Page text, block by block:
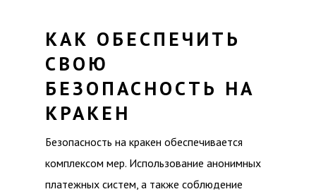
КАК ОБЕСПЕЧИТЬ
СВОЮ
БЕЗОПАСНОСТЬ НА
КРАКЕН
Безопасность на кракен обеспечивается
комплексом мер. Использование анонимных
платежных систем, а также соблюдение